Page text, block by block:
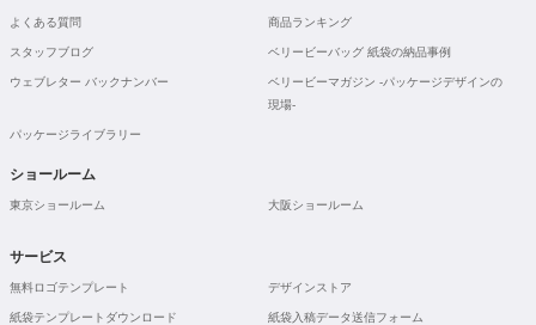
よくある質問 商品ランキング
スタッフブログ ベリービーバッグ 紙袋の納品事例
ウェブレター バックナンバー
ベリービーマガジン -パッケージデザインの
現場-
パッケージライブラリー
ショールーム
東京ショールーム 大阪ショールーム
サービス
無料ロゴテンプレート デザインストア
紙袋テンプレートダウンロード 紙袋入稿データ送信フォーム